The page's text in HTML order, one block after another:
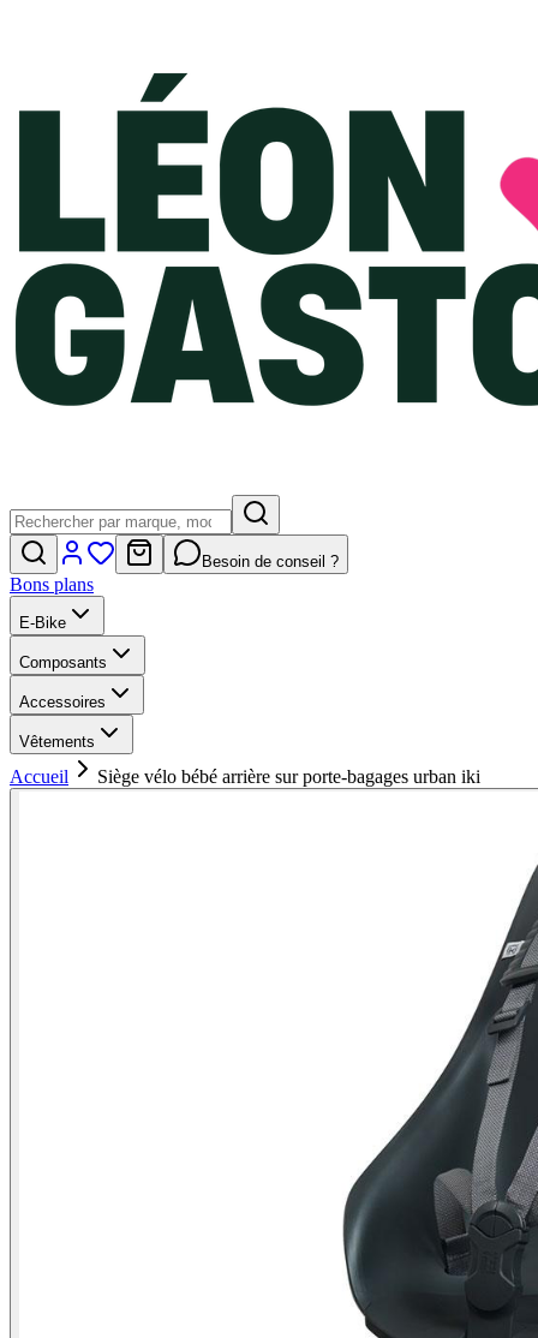
Besoin de conseil ?
Bons plans
E-Bike
Composants
Accessoires
Vêtements
Accueil Siège vélo bébé arrière sur porte-bagages urban iki